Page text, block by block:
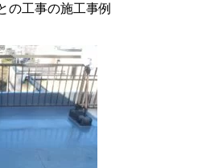
の工事の施工事例